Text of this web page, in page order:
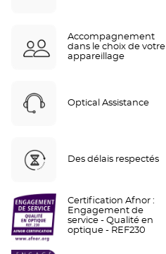
Accompagnement
dans le choix de votre
appareillage
Optical Assistance
Des délais respectés
Certification Afnor :
Engagement de
service - Qualité en
optique - REF230